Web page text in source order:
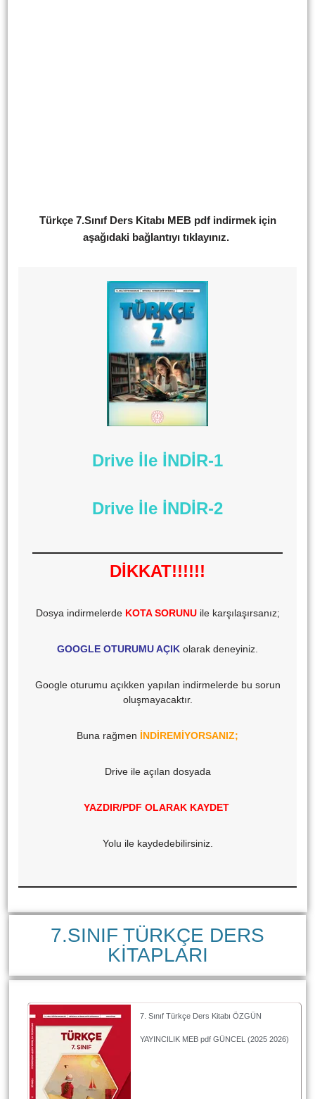
Türkçe 7.Sınıf Ders Kitabı MEB pdf indirmek için
aşağıdaki bağlantıyı tıklayınız.
Drive İle İNDİR-1
Drive İle İNDİR-2
DİKKAT!!!!!!
Dosya indirmelerde KOTA SORUNUile karşılaşırsanız;
GOOGLE OTURUMU AÇIK olarak deneyiniz.
Google oturumu açıkken yapılan indirmelerde bu sorun
oluşmayacaktır.
Buna rağmen İNDİREMİYORSANIZ;
Drive ile açılan dosyada
YAZDIR/PDF OLARAK KAYDET
Yolu ile kaydedebilirsiniz.
7.SINIF TÜRKÇE DERS
KİTAPLARI
7. Sınıf Türkçe Ders Kitabı ÖZGÜN
YAYINCILIK MEB pdf GÜNCEL (2025 2026)